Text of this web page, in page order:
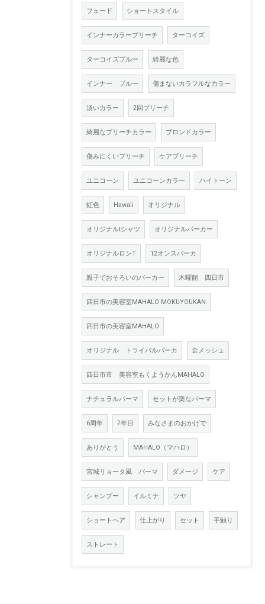
フェード ショートスタイル
インナーカラーブリーチ ターコイズ
ターコイズブルー 綺麗な色
インナー ブルー 傷まないカラフルなカラー
淡いカラー 2回ブリーチ
綺麗なブリーチカラー ブロンドカラー
傷みにくいブリーチ ケアブリーチ
ユニコーン ユニコーンカラー ハイトーン
虹色 Hawaii オリジナル
オリジナルtシャツ オリジナルパーカー
オリジナルロンT 12オンスパーカ
親子でおそろいのパーカー 木曜館 四日市
四日市の美容室MAHALO MOKUYOUKAN
四日市の美容室MAHALO
オリジナル トライバルパーカ 金メッシュ
四日市市 美容室もくようかんMAHALO
ナチュラルパーマ セットが楽なパーマ
6周年 7年目 みなさまのおかげで
ありがとう MAHALO（マハロ）
宮城リョータ風 パーマ ダメージ ケア
シャンプー イルミナ ツヤ
ショートヘア 仕上がり セット 手触り
ストレート